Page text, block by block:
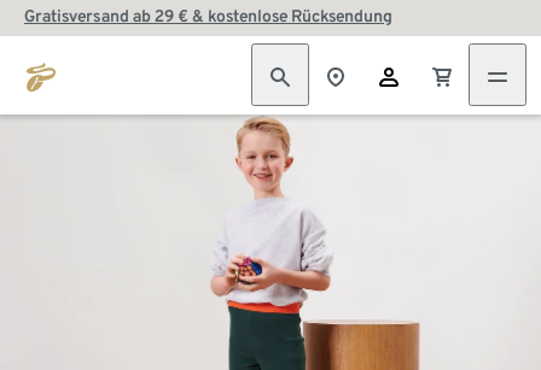
Gratisversand ab 29 € & kostenlose Rücksendung